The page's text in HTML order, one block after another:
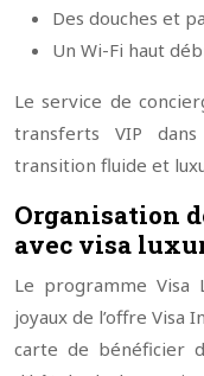
Des douches et
Un Wi-Fi haut
Le service de
transferts VIP
transition fluide et
Organisation
avec visa
Le programme Visa
joyaux de l’offre Visa
carte de bénéficier